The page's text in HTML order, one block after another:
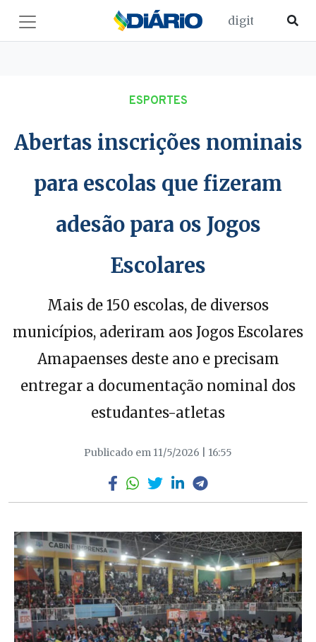
ESPORTES
Abertas inscrições nominais
para escolas que fizeram
adesão para os Jogos
Escolares
Mais de 150 escolas, de diversos
municípios, aderiram aos Jogos Escolares
Amapaenses deste ano e precisam
entregar a documentação nominal dos
estudantes-atletas
Publicado em 11/5/2026 | 16:55